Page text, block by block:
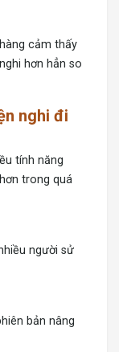
cảm thấy
hơn hẳn so
nghi đi
tính năng
trong quá
người sử
bản nâng